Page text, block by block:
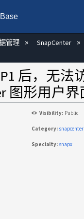
局层次
管理 SnapCenter
后，无法
图形用户界
Visibility: Public
Category: snapcenter
Specialty: snapx